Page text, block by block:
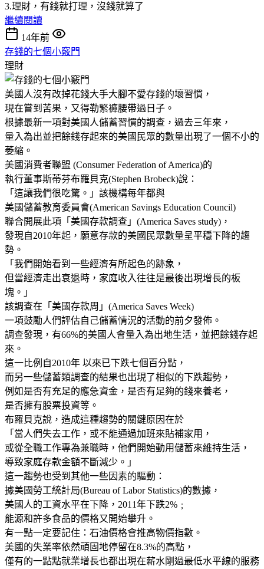
3.理財，有錢就打理，沒錢就算了
繼續閱讀
14年前
存錢的七個小竅門
理財
美國人沒有改掉花錢大手大腳不愛存錢的壞習慣，
現在嘗到苦果，又得勒緊褲腰帶過日子。
根據最新一項對美國人儲蓄習慣的調查，過去三年來，
量入為出並把餘錢存起來的美國民眾的數量出現了一個不小的
萎縮。
美國消費者聯盟 (Consumer Federation of America)的
執行董事斯蒂芬布羅貝克(Stephen Brobeck)說：
「這讓我們很吃驚。」該機構每年都與
美國儲蓄教育委員會(American Savings Education Council)
聯合開展此項「美國存款調查」(America Saves study)，
發現自2010年起，願意存款的美國民眾數量呈平穩下降的趨
勢。
「我們開始看到一些經濟有所起色的跡象，
但當經濟走出衰退時，家庭收入往往是最後出現增長的板
塊。」
該調查在「美國存款周」(America Saves Week)
一項鼓勵人們評估自己儲蓄情況的活動的前夕發佈。
調查發現，有66%的美國人會量入為出地生活，並把餘錢存起
來。
這一比例自2010年 以來已下跌七個百分點，
而另一些儲蓄類調查的結果也出現了相似的下跌趨勢，
例如是否有充足的應急資金，是否有足夠的錢來養老，
是否擁有股票投資等。
布羅貝克說，造成這種趨勢的關鍵原因在於
「當人們失去工作，或不能通過加班來貼補家用，
或從全職工作專為兼職時，他們開始動用儲蓄來維持生活，
導致家庭存款金額不斷減少。」
這一趨勢也受到其他一些因素的驅動：
據美國勞工統計局(Bureau of Labor Statistics)的數據，
美國人的工資水平在下降，2011年下跌2%﹔
能源和許多食品的價格又開始攀升。
有一點一定要記住：石油價格會推高物價指數。
美國的失業率依然頑固地停留在8.3%的高點，
僅有的一點點就業增長也都出現在薪水剛過最低水平線的服務